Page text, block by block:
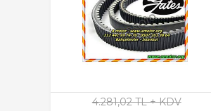
4.281,02 TL + KDV